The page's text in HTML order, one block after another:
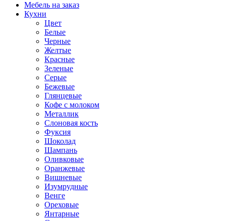
Мебель на заказ
Кухни
Цвет
Белые
Черные
Желтые
Красные
Зеленые
Серые
Бежевые
Глянцевые
Кофе с молоком
Металлик
Слоновая кость
Фуксия
Шоколад
Шампань
Оливковые
Оранжевые
Вишневые
Изумрудные
Венге
Ореховые
Янтарные